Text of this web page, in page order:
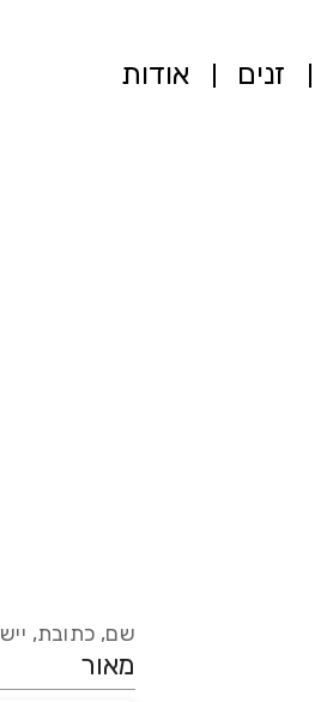
זנים אודות
שם, כתובת,